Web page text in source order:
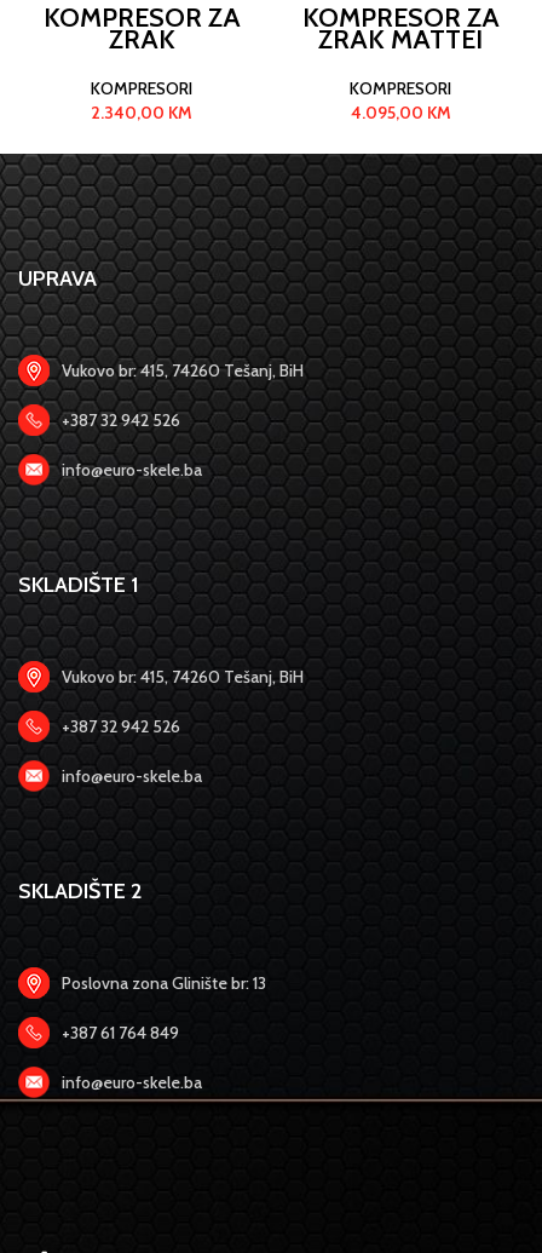
KOMPRESOR ZA
ZRAK
KOMPRESORI
2.340,00 KM
KOMPRESOR ZA
ZRAK MATTEI
KOMPRESORI
4.095,00 KM
UPRAVA
Vukovo br: 415, 74260 Tešanj, BiH
+387 32 942 526
info@euro-skele.ba
SKLADIŠTE 1
Vukovo br: 415, 74260 Tešanj, BiH
+387 32 942 526
info@euro-skele.ba
SKLADIŠTE 2
Poslovna zona Glinište br: 13
+387 61 764 849
info@euro-skele.ba